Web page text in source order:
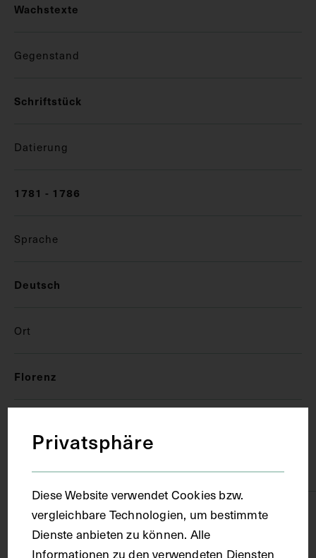
Wachstexte
Gegenstand
Schriftstück
Datierung
1781 - 1786
Sprache
Deutsch
Ort
Florenz
Papier
Technik
Privatsphäre
Diese Website verwendet Cookies bzw.
vergleichbare Technologien, um bestimmte
Dienste anbieten zu können. Alle
Informationen zu den verwendeten Diensten